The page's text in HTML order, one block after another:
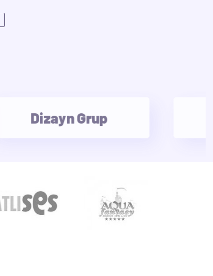
Dizayn Grup